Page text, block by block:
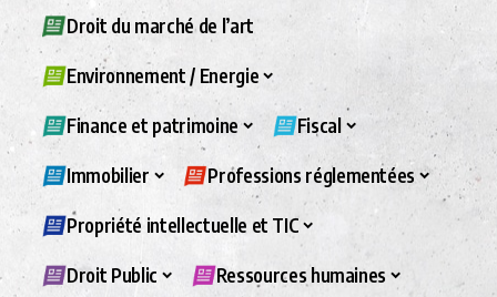
Droit du marché de l’art
Environnement / Energie
Finance et patrimoine Fiscal
Immobilier Professions réglementées
Propriété intellectuelle et TIC
Droit Public Ressources humaines